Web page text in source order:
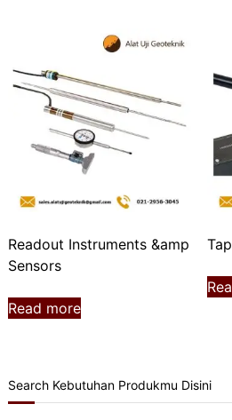
Readout Instruments &amp
Sensors
Read more
Search Kebutuhan Produkmu Disini